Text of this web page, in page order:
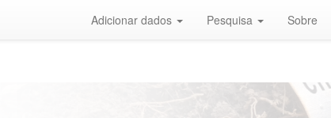
Adicionar dados Pesquisa Sobre